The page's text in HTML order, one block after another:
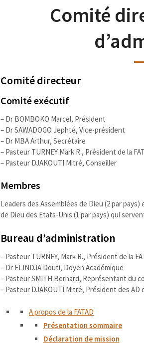
Comité
Comité directeur
Comité exécutif
– Dr BOMBOKO Marcel, Président
– Dr SAWADOGO Jephté, Vice-président
– Dr MBA Arthur, Secrétaire
– Pasteur TURNEY Mark R., Président de la
– Pasteur DJAKOUTI Mitré, Conseiller
Membres
Leaders des Assemblées de Dieu (2 par
de Dieu des Etats-Unis (1 par pays) qui
Bureau d’administration
– Pasteur TURNEY, Mark R., Président de la
– Dr FLINDJA Douti, Doyen Académique
– Pasteur SMITH Bernard, Représentant du
– Pasteur DJAKOUTI Mitré, Président des AD
A propos de la FATAD
Présentation sommaire
Déclaration de mission